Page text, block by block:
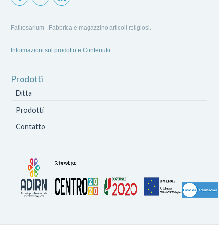
Fatirosarium - Fabbrica e magazzino articoli religiosi.
Informazioni sul prodotto e Contenuto
Prodotti
Ditta
Prodotti
Contatto